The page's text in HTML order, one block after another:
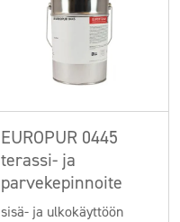
EUROPUR 0445
terassi- ja
parvekepinnoite
sisä- ja ulkokäyttöön